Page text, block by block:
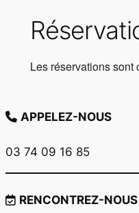
Les réservations sont
APPELEZ-NOUS
03 74 09 16 85
RENCONTREZ-NOUS